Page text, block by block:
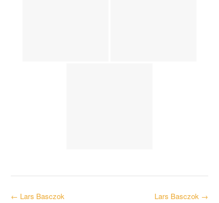
Post Lars Basczok →
← Lars Basczok